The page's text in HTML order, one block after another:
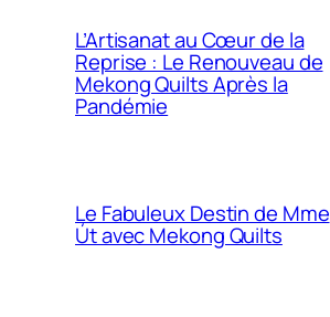
L’Artisanat au Cœur de la
Reprise : Le Renouveau de
Mekong Quilts Après la
Pandémie
Le Fabuleux Destin de Mme
Út avec Mekong Quilts